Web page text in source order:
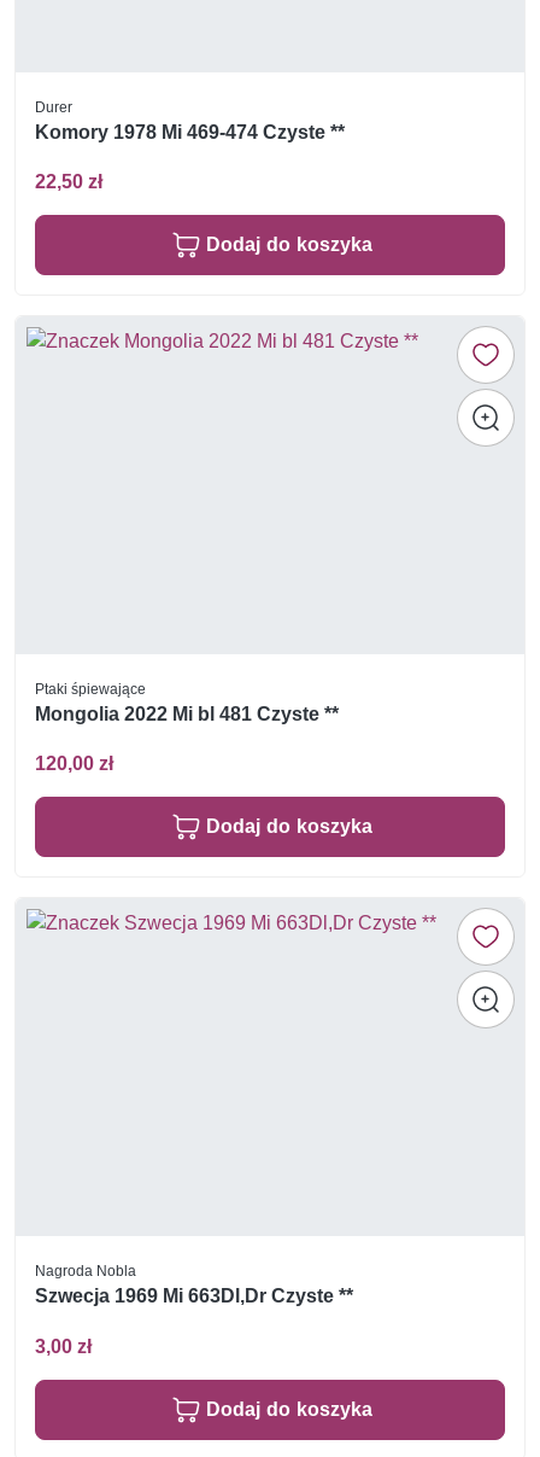
Durer
Komory 1978 Mi 469-474 Czyste **
22,50 zł
Dodaj do koszyka
Ptaki śpiewające
Mongolia 2022 Mi bl 481 Czyste **
120,00 zł
Dodaj do koszyka
Nagroda Nobla
Szwecja 1969 Mi 663Dl,Dr Czyste **
3,00 zł
Dodaj do koszyka